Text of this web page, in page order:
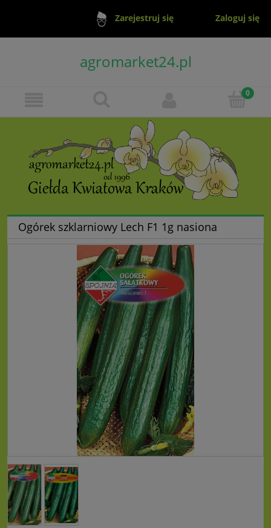
Zarejestruj się Zaloguj się
agromarket24.pl
Ogórek szklarniowy Lech F1 1g nasiona